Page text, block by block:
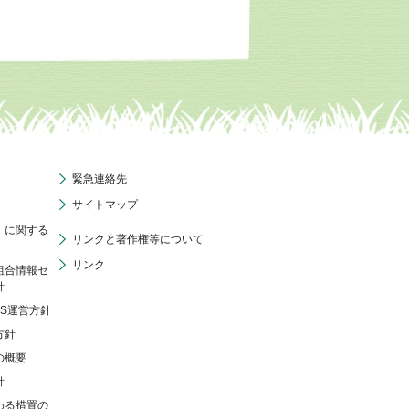
に関する
合情報セ
運営方針
針
概要
る措置の
緊急連絡先
サイトマップ
リンクと著作権等について
リンク